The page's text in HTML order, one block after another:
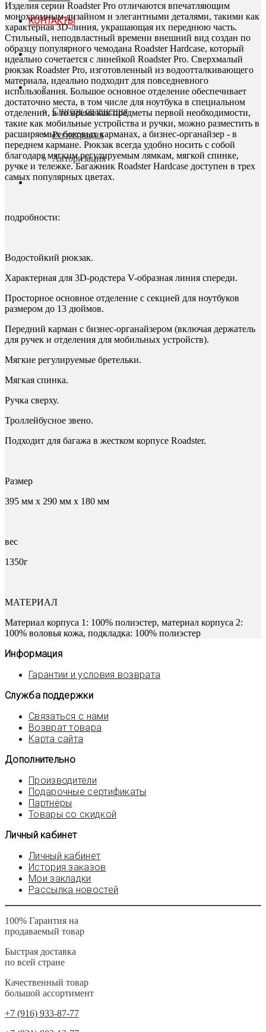
КОНТАКТЫ
Список сравнения
Регистрация
Авторизация
Изделия серии Roadster Pro отличаются впечатляющим
монохромным дизайном и элегантными деталями, такими как
характерная 3D-линия, украшающая их переднюю часть.
Стильный, неподвластный времени внешний вид создан по
образцу популярного чемодана Roadster Hardcase, который
идеально сочетается с линейкой Roadster Pro. Сверхмалый
рюкзак Roadster Pro, изготовленный из водоотталкивающего
материала, идеально подходит для повседневного
использования. Большое основное отделение обеспечивает
достаточно места, в том числе для ноутбука в специальном
отделении, в то время как предметы первой необходимости,
такие как мобильные устройства и ручки, можно разместить в
расширяемых боковых карманах, а бизнес-органайзер - в
переднем кармане. Рюкзак всегда удобно носить с собой
благодаря мягким регулируемым лямкам, мягкой спинке,
ручке и тележке. Багажник Roadster Hardcase доступен в трех
самых популярных цветах.
подробности:
Водостойкий рюкзак.
Характерная для 3D-родстера V-образная линия спереди.
Просторное основное отделение с секцией для ноутбуков
размером до 13 дюймов.
Передний карман с бизнес-органайзером (включая держатель
для ручек и отделения для мобильных устройств).
Мягкие регулируемые бретельки.
Мягкая спинка.
Ручка сверху.
Троллейбусное звено.
Подходит для багажа в жестком корпусе Roadster.
Размер
395 мм x 290 мм x 180 мм
вес
1350г
МАТЕРИАЛ
Материал корпуса 1: 100% полиэстер, материал корпуса 2:
100% воловья кожа, подкладка: 100% полиэстер
Информация
Гарантии и условия возврата
Служба поддержки
Связаться с нами
Возврат товара
Карта сайта
Дополнительно
Производители
Подарочные сертификаты
Партнёры
Товары со скидкой
Личный кабинет
Личный кабинет
История заказов
Мои закладки
Рассылка новостей
100% Гарантия на
продаваемый товар
Быстрая доставка
по всей стране
Качественный товар
большой ассортимент
+7 (916) 933-87-77